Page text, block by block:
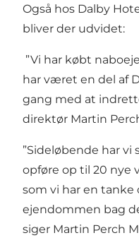
Også hos Dalby
bliver der udvidet:
”Vi har købt
har været en del af
gang med at
direktør Martin
”Sideløbende har
opføre op til 20 nye
som vi har en tanke
ejendommen bag
siger Martin Perch